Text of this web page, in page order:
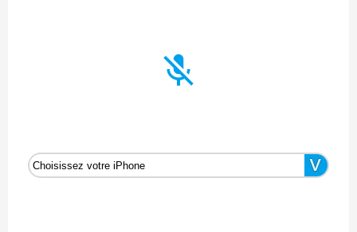
mic_off